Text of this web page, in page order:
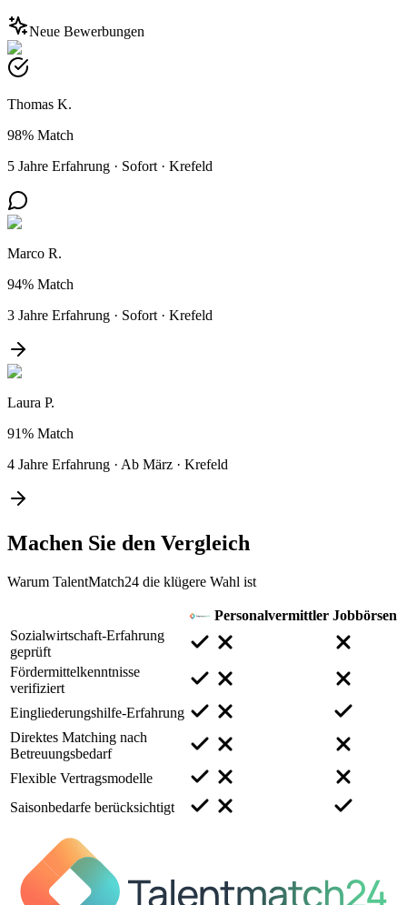
Neue Bewerbungen
Thomas K.
98% Match
5 Jahre Erfahrung · Sofort · Krefeld
Marco R.
94% Match
3 Jahre Erfahrung · Sofort · Krefeld
Laura P.
91% Match
4 Jahre Erfahrung · Ab März · Krefeld
Machen Sie den Vergleich
Warum TalentMatch24 die klügere Wahl ist
Personalvermittler Jobbörsen
Sozialwirtschaft-Erfahrung
geprüft
Fördermittelkenntnisse
verifiziert
Eingliederungshilfe-Erfahrung
Direktes Matching nach
Betreuungsbedarf
Flexible Vertragsmodelle
Saisonbedarfe berücksichtigt